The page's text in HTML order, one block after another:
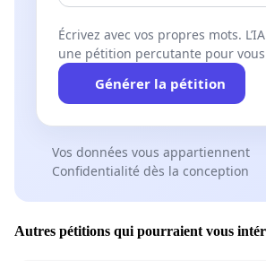
Écrivez avec vos propres mots.
une pétition percutante pour
Générer la pétition
Vos données vous appartiennent
Confidentialité dès la conception
Autres pétitions qui pourraient vous